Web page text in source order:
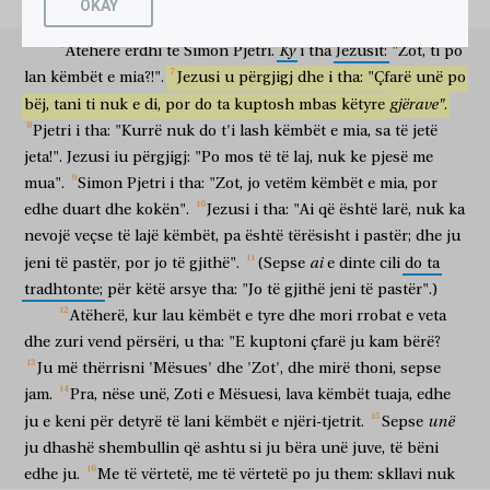
τὰ ἱμάτια
γινώσκετε
kuptoni
τί
çfarë
πεποίηκα
kam bërë
ὑμῖν?
juve
ὑμεῖς
ju
φωνεῖτέ
thërrisni
με
mua
ὁ
Διδάσκαλος
Mësuesi
καὶ,
dhe
ὁ Κύριος,
Zoti
καὶ
dhe
καλῶς
mirë
λέγετε,
thoni
εἰμὶ
jam
γάρ.
sepse nëse
οὖν ἐγὼ ἔνιψα ὑμῶν τοὺς πόδας, ὁ Κύριος
Zoti
καὶ
dhe
ὁ Διδάσκαλος,
καὶ
edhe
ὑμεῖς
ju
ὀφείλετε
detyroheni
ἀλλήλων
e njëri-tjetrit
νίπτειν
për të larë
τοὺς πόδας.
këmbët
ὑπόδειγμα γὰρ ἔδωκα
dhashë
ἵνα καθὼς
ashtu si
ἐγὼ ἐποίησα
bëra
ὑμῖν,
καὶ
edhe
ὑμεῖς
ju
ποιῆτε.
të bëni
ἀμὴν,
me të vërtetë
ἀμὴν,
me të vërtetë
λέγω
them
ὑμῖν,
juve
οὐκ
nuk
është
δοῦλος
skllav
μείζων
më i madh
τοῦ κυρίου
i zotërisë
αὐτοῦ,
i tij dhe as
ἀπόστολος
i dërguar
μείζων
më i madh
τοῦ
i atij
πέμψαντος
që dërgoi
αὐτόν.
atë
εἰ ταῦτα
këto
οἴδατε,
dini
μακάριοί
të lumë
ἐστε
jeni
ἐὰν
po
ποιῆτε
të bëni
αὐτά.
ato
οὐ
nuk
περὶ
për
πάντων
të gjithë
ὑμῶν
ju
λέγω.
them
ἐγὼ
unë
οἶδα
di
τίνας
cilët
ἐξελεξάμην,
zgjodha
ἀλλ’ ἵνα ἡ Γραφὴ πληρωθῇ, ὁ
ai
τρώγων
μετ’
me
ἐμοῦ
mua
τὸν ἄρτον,
bukën
ἐπῆρεν
ngriti
ἐπ’
kundër
ἐμὲ
meje
τὴν πτέρναν
thembrën
αὐτοῦ.
e tij
nga
ἄρτι
tani them juve
πρὸ
para
γενέσθαι,
për të ndodhur
ἵνα
që
πιστεύσητε
të besoni
cilin ishte ngjeshur.
Atëherë erdhi te Simon Pjetri. Ky i tha Jezusit: "Zot, ti po
lan këmbët e mia?!". Jezusi u përgjigj dhe i tha: "Çfarë unë po
bëj, tani ti nuk e di, por do ta kuptosh mbas këtyre gjërave".
Pjetri i tha: "Kurrë nuk do t'i lash këmbët e mia, sa të jetë
jeta!". Jezusi iu përgjigj: "Po mos të të laj, nuk ke pjesë me
mua".
Simon Pjetri i tha: "Zot, jo vetëm këmbët e mia, por
edhe duart dhe kokën". Jezusi i tha: "Ai që është larë, nuk ka
nevojë veçse të lajë këmbët, pa është tërësisht i pastër; dhe ju
jeni të pastër, por jo të gjithë". (Sepse ai e dinte cili do ta
tradhtonte; për këtë arsye tha: "Jo të gjithë jeni të pastër".)
Atëherë, kur lau këmbët e tyre dhe mori rrobat e veta
dhe zuri vend përsëri, u tha: "E kuptoni çfarë ju kam bërë?
Ju më thërrisni 'Mësues' dhe 'Zot', dhe mirë thoni, sepse
jam.
Pra, nëse unë, Zoti e Mësuesi, lava këmbët tuaja, edhe
ju e keni për detyrë të lani këmbët e njëri-tjetrit. Sepse unë
ju dhashë shembullin që ashtu si ju bëra unë juve, të bëni
edhe ju. Me të vërtetë, me të vërtetë po ju them: skllavi nuk
OKAY